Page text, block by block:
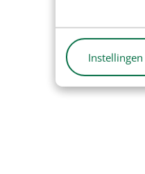
Instellingen